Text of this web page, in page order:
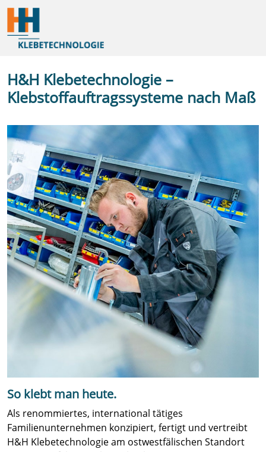
H&H Klebetechnologie –
Klebstoffauftragssysteme nach Maß
So klebt man heute.
Als renommiertes, international tätiges
Familienunternehmen konzipiert, fertigt und vertreibt
H&H Klebetechnologie am ostwestfälischen Standort